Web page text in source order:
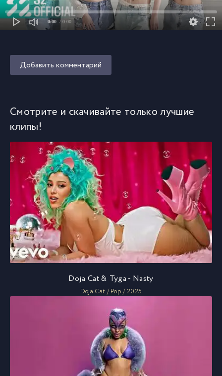
0:00 / 0:00
Добавить комментарий
Смотрите и скачивайте только лучшие
клипы!
Doja Cat & Tyga - Nasty
Doja Cat / Pop / 2025